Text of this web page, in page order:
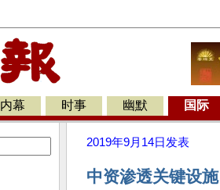
内幕 时事 幽默 国际
2019年9月14日 发表
中资渗透关键设